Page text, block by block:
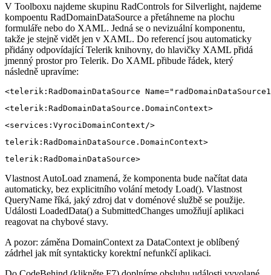
V Toolboxu najdeme skupinu RadControls for Silverlight, najdeme
kompoentu RadDomainDataSource a přetáhneme na plochu
formuláře nebo do XAML. Jedná se o nevizuální komponentu,
takže je stejně vidět jen v XAML. Do referencí jsou automaticky
přidány odpovídající Telerik knihovny, do hlavičky XAML přidá
jmenný prostor pro Telerik. Do XAML přibude řádek, který
následně upravíme:
Vlastnost AutoLoad znamená, že komponenta bude načítat data
automaticky, bez explicitního volání metody Load(). Vlastnost
QueryName říká, jaký zdroj dat v doménové službě se použije.
Události LoadedData() a SubmittedChanges umožňují aplikaci
reagovat na chybové stavy.
A pozor: záměna DomainContext za DataContext je oblíbený
zádrhel jak mít syntakticky korektní nefunkčí aplikaci.